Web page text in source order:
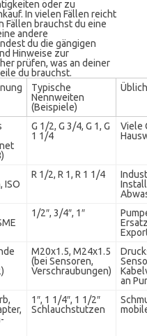
oder zu
In vielen Fällen reicht
Fällen brauchst du eine
andere
du die gängigen
Hinweise zur
prüfen, was an deiner
du brauchst.
Typische
Nennweiten
(Beispiele)
G 1/2, G 3/4, G 1, G
1 1/4
Viele
ISO
R 1/2, R 1, R 1 1/4
1/2″, 3/4″, 1″
M20x1.5, M24x1.5
(bei Sensoren,
Verschraubungen)
an
1″, 1 1/4″, 1 1/2″
Schlauchstutzen